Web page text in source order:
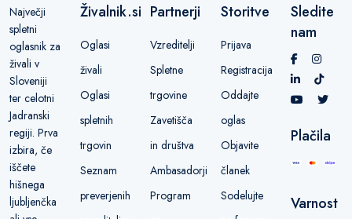
Največji
spletni
oglasnik za
živali v
Sloveniji
ter celotni
Jadranski
regiji. Prva
izbira, če
iščete
hišnega
ljubljenčka
Živalnik.si
Oglasi
živali
Oglasi
spletnih
trgovin
Seznam
preverjenih
Partnerji
Vzreditelji
Spletne
trgovine
Zavetišča
in društva
Ambasadorji
Program
Storitve
Prijava
Registracija
Oddajte
oglas
Objavite
članek
Sodelujte
Sledite
nam
Plačila
Varnost